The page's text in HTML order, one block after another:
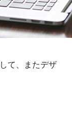
て、またデザ